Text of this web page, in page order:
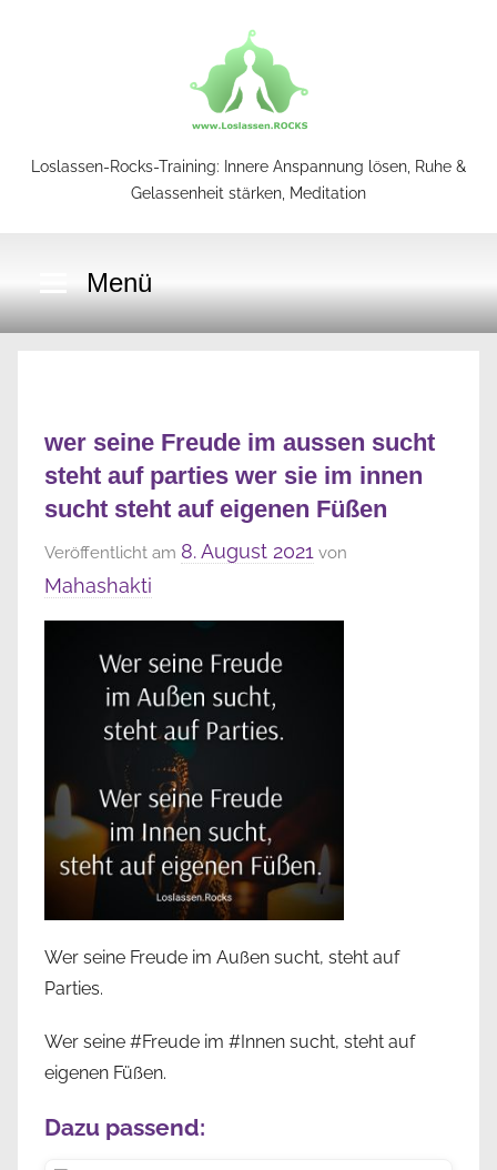
Loslassen-
Training
Loslassen-Rocks-Training: Innere Anspannung lösen, Ruhe &
Gelassenheit stärken, Meditation
Menü
wer seine Freude im aussen sucht
steht auf parties wer sie im innen
sucht steht auf eigenen Füßen
Veröffentlicht am 8. August 2021 von
Mahashakti
Wer seine Freude im Außen sucht, steht auf
Parties.
Wer seine #Freude im #Innen sucht, steht auf
eigenen Füßen.
Dazu passend: